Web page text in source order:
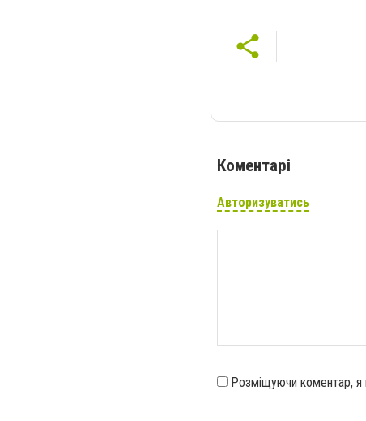
Коментарі
Авторизуватись
Розміщуючи коментар,